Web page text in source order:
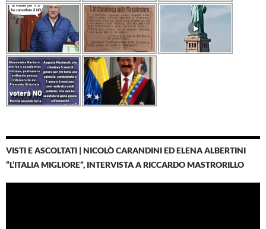
VISTI E ASCOLTATI | NICOLÒ CARANDINI ED ELENA ALBERTINI
“L’ITALIA MIGLIORE”, INTERVISTA A RICCARDO MASTRORILLO